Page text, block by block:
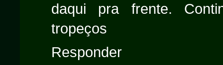
daqui pra frente.
tropeços
Responder